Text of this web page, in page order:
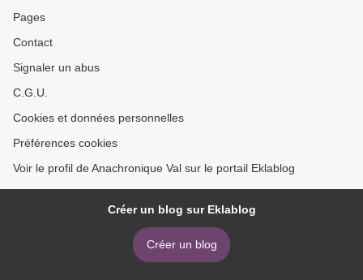
Pages
Contact
Signaler un abus
C.G.U.
Cookies et données personnelles
Préférences cookies
Voir le profil de Anachronique Val sur le portail Eklablog
Créer un blog sur Eklablog
Créer un blog